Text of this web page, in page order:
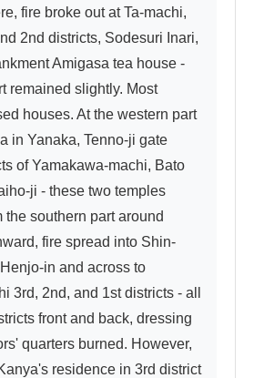
fire broke out at Ta-machi,
2nd districts, Sodesuri Inari,
Amigasa tea house -
remained slightly. Most
houses. At the western part
in Yanaka, Tenno-ji gate
of Yamakawa-machi, Bato
ji - these two temples
the southern part around
fire spread into Shin-
in and across to
3rd, 2nd, and 1st districts - all
front and back, dressing
quarters burned. However,
residence in 3rd district